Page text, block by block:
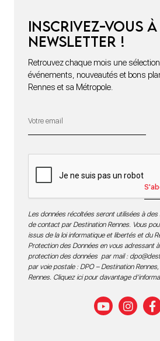
Inscrivez-vous
newsletter !
Retrouvez chaque mois une
événements, nouveautés et bons
Rennes et sa Métropole.
Les données récoltées seront utilisées à des
de contact par Destination Rennes. Vous
issus de la loi informatique et libertés et du
Protection des Données en vous adressant
protection des données par mail :
par voie postale : DPO – Destination
Rennes. Cliquez ici pour davantage